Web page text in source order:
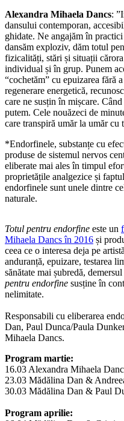
Alexandra Mihaela Dancs:
dansului contemporan,
ghidate. Ne angajăm în
dansăm exploziv, dăm totul
fizicalități, stări și situații
individual și în grup. Punem
“cochetăm” cu epuizarea fără
regenerare energetică,
care ne susțin în mișcare.
putem. Cele nouăzeci de
care transpiră umăr la umăr cu
*Endorfinele, substanțe cu
produse de sistemul nervos
eliberate mai ales în timpul
proprietățile analgezice și
endorfinele sunt unele dintre
naturale.
Totul pentru endorfine este un
Mihaela Dancs în 2016 și
ceea ce o interesa deja pe
anduranță, epuizare, testarea
sănătate mai șubredă,
pentru endorfine susține în
nelimitate.
Responsabili cu eliberarea
Dan, Paul Dunca/Paula
Mihaela Dancs.
Program martie:
16.03 Alexandra Mihaela
23.03 Mădălina Dan &
30.03 Mădălina Dan & Paul
Program aprilie: